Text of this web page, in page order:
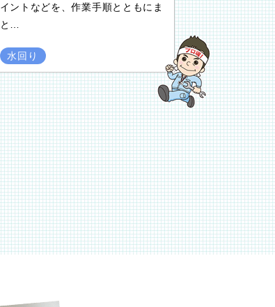
イントなどを、作業手順とともにま
と…
水回り